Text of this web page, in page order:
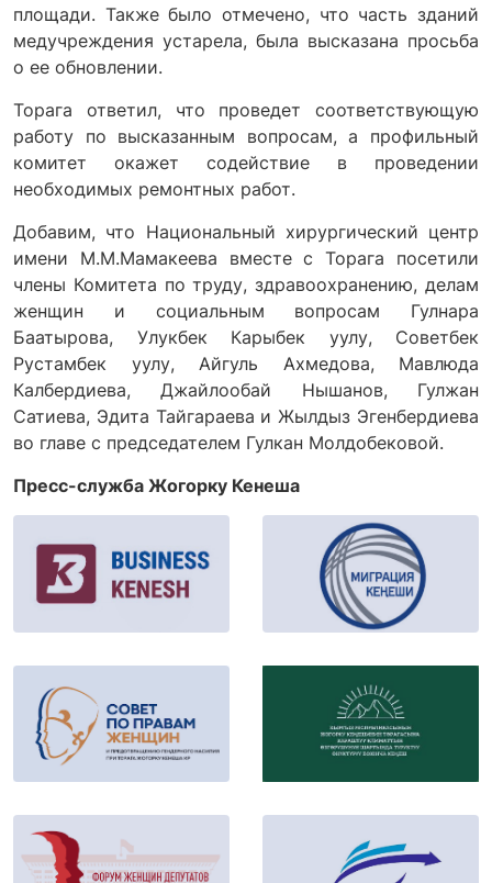
площади. Также было отмечено, что часть зданий
медучреждения устарела, была высказана просьба
о ее обновлении.
Торага ответил, что проведет соответствующую
работу по высказанным вопросам, а профильный
комитет окажет содействие в проведении
необходимых ремонтных работ.
Добавим, что Национальный хирургический центр
имени М.М.Мамакеева вместе с Торага посетили
члены Комитета по труду, здравоохранению, делам
женщин и социальным вопросам Гулнара
Баатырова, Улукбек Карыбек уулу, Советбек
Рустамбек уулу, Айгуль Ахмедова, Мавлюда
Калбердиева, Джайлообай Нышанов, Гулжан
Сатиева, Эдита Тайгараева и Жылдыз Эгенбердиева
во главе с председателем Гулкан Молдобековой.
Пресс-служба Жогорку Кенеша